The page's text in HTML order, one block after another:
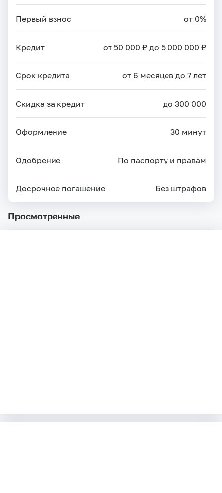
Первый взнос от 0%
Кредит от 50 000 ₽ до 5 000 000 ₽
Срок кредита от 6 месяцев до 7 лет
Скидка за кредит до 300 000
Оформление 30 минут
Одобрение По паспорту и правам
Досрочное погашение Без штрафов
Просмотренные